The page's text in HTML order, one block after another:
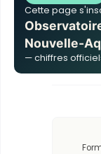
Cette page
Nouvelle-
— chiffres